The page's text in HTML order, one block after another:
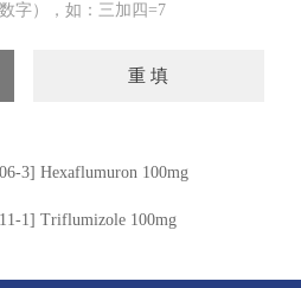
字），如：三加四=7
3] Hexaflumuron 100mg
1] Triflumizole 100mg